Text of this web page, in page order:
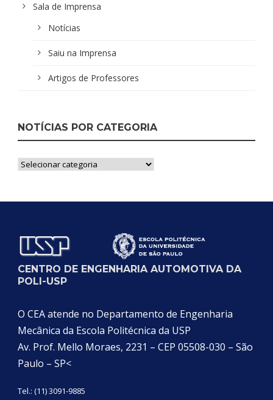
Sala de Imprensa
Notícias
Saiu na Imprensa
Artigos de Professores
NOTÍCIAS POR CATEGORIA
Notícias
CENTRO DE ENGENHARIA AUTOMOTIVA DA
POLI-USP
O CEA atende no Departamento de Engenharia
Mecânica da Escola Politécnica da USP
Av. Prof. Mello Moraes, 2231 – CEP 05508-030 – São
Paulo – SP<
Tel.: (11) 3091-9885